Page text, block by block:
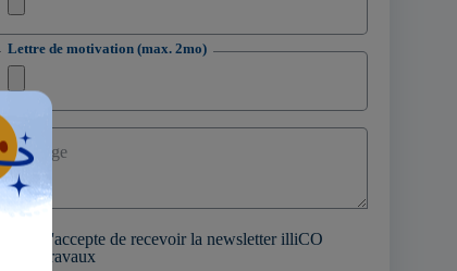
Lettre de motivation (max. 2mo)
Message
J'accepte de recevoir la newsletter illiCO
travaux